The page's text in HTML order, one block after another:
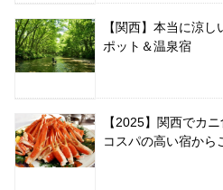
【関西】本当に涼
ポット＆温泉宿
【2025】関西でカ
コスパの高い宿から